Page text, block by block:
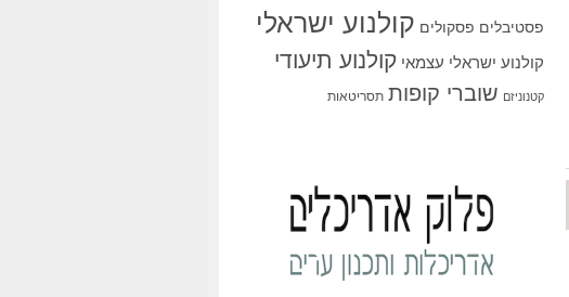
פסטיבלים פסקולים קולנוע ישראלי
קולנוע ישראלי עצמאי קולנוע תיעודי
קטנוניזם שוברי קופות תסריטאות